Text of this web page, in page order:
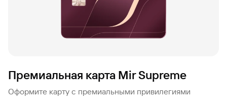
Премиальная карта Mir Supreme
Оформите карту с премиальными привилегиями